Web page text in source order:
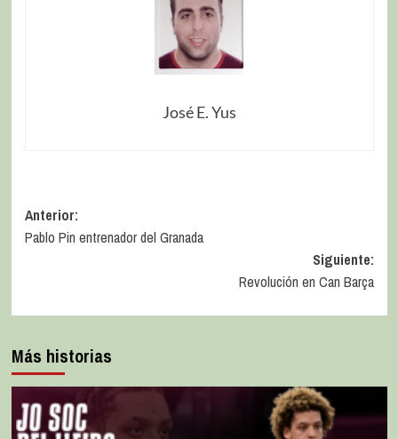
José E. Yus
Anterior:
Pablo Pin entrenador del Granada
Siguiente:
Revolución en Can Barça
Más historias